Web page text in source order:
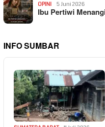
OPINI 5 Juni 2026
Ibu Pertiwi
INFO SUMBAR